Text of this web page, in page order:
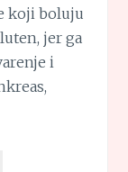
koji boluju
jer ga
i